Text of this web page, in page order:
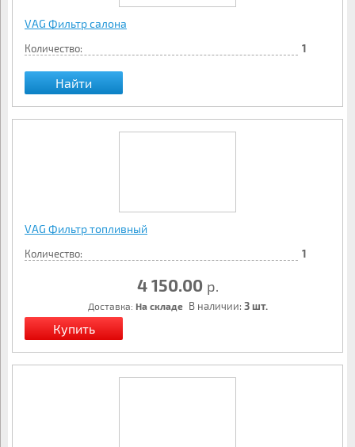
VAG Фильтр салона
Количество: 1
Найти
VAG Фильтр топливный
Количество: 1
4 150.00 р.
Доставка: На складе В наличии: 3 шт.